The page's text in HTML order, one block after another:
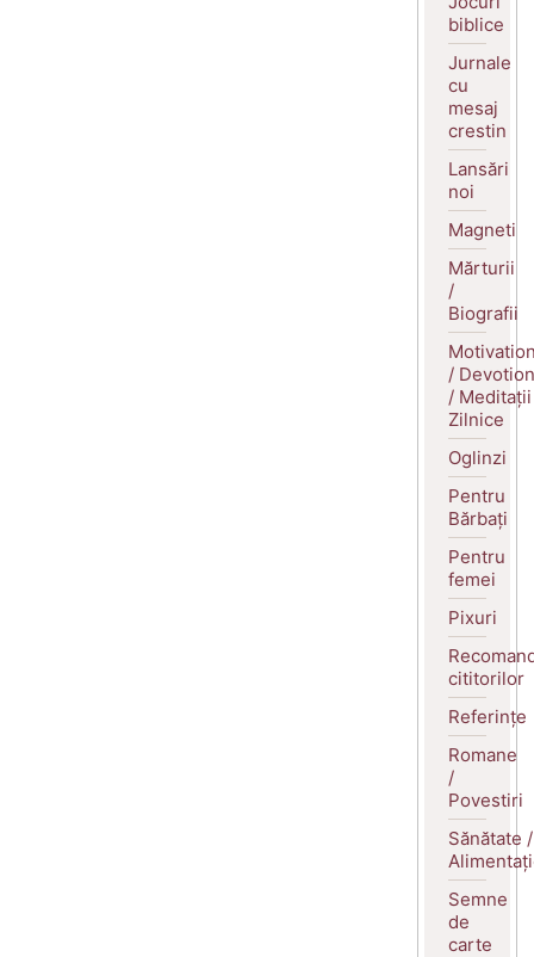
biblice
Jurnale
cu
mesaj
crestin
Lansări
noi
Magneti
Mărturii
/
Biografii
/
/ Meditații
Zilnice
Oglinzi
Pentru
Bărbați
Pentru
femei
Pixuri
cititorilor
Referințe
Romane
/
Povestiri
Sănătate /
Semne
de
carte